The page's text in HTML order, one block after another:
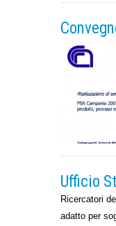
Ufficio
Ricercatori
adatto per